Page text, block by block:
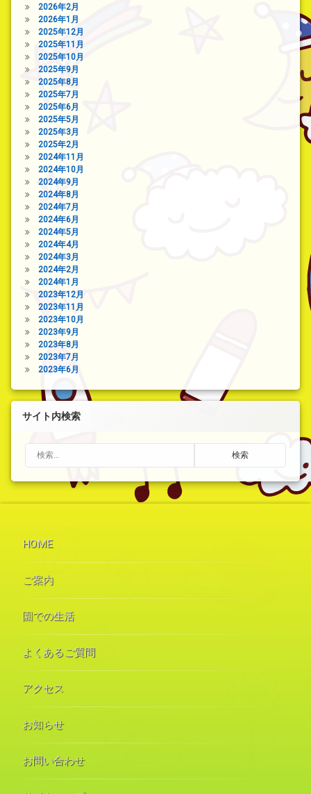
2026年2月
2026年1月
2025年12月
2025年11月
2025年10月
2025年9月
2025年8月
2025年7月
2025年6月
2025年5月
2025年3月
2025年2月
2024年11月
2024年10月
2024年9月
2024年8月
2024年7月
2024年6月
2024年5月
2024年4月
2024年3月
2024年2月
2024年1月
2023年12月
2023年11月
2023年10月
2023年9月
2023年8月
2023年7月
2023年6月
サイト内検索
検索:
HOME
ご案内
園での生活
よくあるご質問
アクセス
お知らせ
お問い合わせ